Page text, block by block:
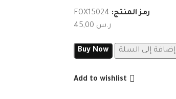
رمز المنتج: FOX15024
ر.س
إضافة إلى السلة Buy Now
Add to wishlist